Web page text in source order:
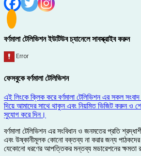
বর্ণমালা টেলিভিশন ইউটিউব চ্যানেলে সাবস্ক্রাইব করুন
ফেসবুকে বর্ণমালা টেলিভিশন
এই লিংকে ক্লিক করে বর্ণমালা টেলিভিশন এর সকল
দিয়ে আমাদের সাথে থাকুন এবং নিয়মিত ভিজিট করুন ও
সুযোগ করে দিন।
বর্ণমালা টেলিভিশন এর সংবিধান ও জনমতের প্রতি
এবং উষ্কানীমূলক কোনো বক্তব্য না করার জন্য
যেকোনো ধরণের আপত্তিকর মন্তব্য মডারেশনের ক্ষমতা